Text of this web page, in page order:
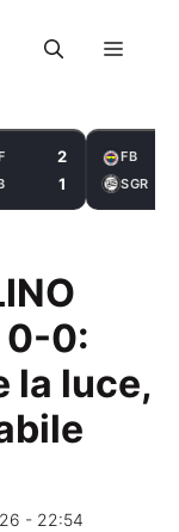
Menu
2
1
FB
SGR
0-0:
la luce,
- 22:54